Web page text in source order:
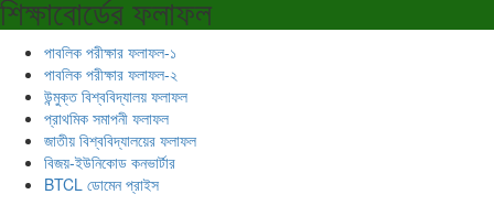
শিক্ষাবোর্ডের ফলাফল
পাবলিক পরীক্ষার ফলাফল-১
পাবলিক পরীক্ষার ফলাফল-২
উন্মুক্ত বিশ্ববিদ্যালয় ফলাফল
প্রাথমিক সমাপনী ফলাফল
জাতীয় বিশ্ববিদ্যালয়ের ফলাফল
বিজয়-ইউনিকোড কনভার্টার
BTCL ডোমেন প্রাইস